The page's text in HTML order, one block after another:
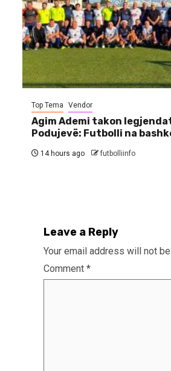
Top Tema Vendor
Agim Ademi takon
Podujevë: Futbolli na
14 hours ago futbolliinfo
Leave a Reply
Your email address will not
Comment *